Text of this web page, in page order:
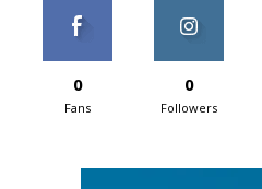
0
Fans
0
Followers